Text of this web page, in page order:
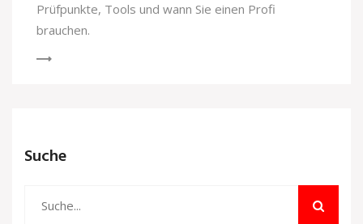
Prüfpunkte, Tools und wann Sie einen Profi
brauchen.
Suche